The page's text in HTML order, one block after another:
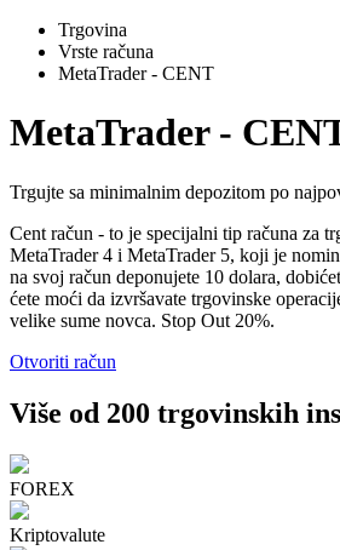
Trgovina
Vrste računa
MetaTrader - CENT
MetaTrader -
Trgujte sa minimalnim depozitom po
Cent račun - to je specijalni tip računa za
MetaTrader 4 i MetaTrader 5, koji je
na svoj račun deponujete 10 dolara,
ćete moći da izvršavate trgovinske
velike sume novca. Stop Out 20%.
Otvoriti račun
Više od 200 trgovinskih
FOREX
Kriptovalute